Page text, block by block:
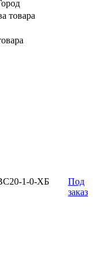
товара
1-0-ХБ
Под
заказ